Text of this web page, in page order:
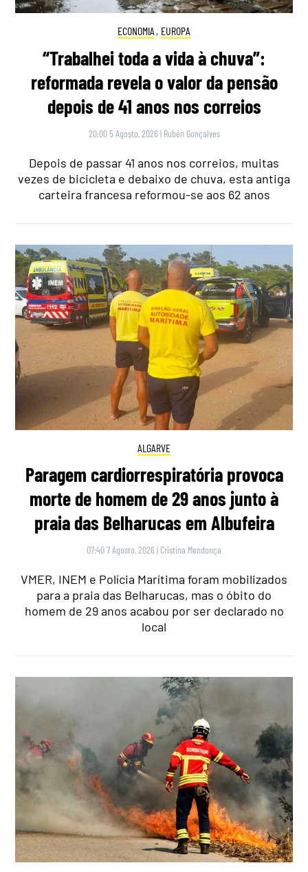
ECONOMIA , EUROPA
“Trabalhei toda a vida à chuva”:
reformada revela o valor da pensão
depois de 41 anos nos correios
20:00 5 Agosto, 2026 | Rubén Gonçalves
Depois de passar 41 anos nos correios, muitas
vezes de bicicleta e debaixo de chuva, esta antiga
carteira francesa reformou-se aos 62 anos
ALGARVE
Paragem cardiorrespiratória provoca
morte de homem de 29 anos junto à
praia das Belharucas em Albufeira
07:40 7 Agosto, 2026 | Cristina Mendonça
VMER, INEM e Polícia Marítima foram mobilizados
para a praia das Belharucas, mas o óbito do
homem de 29 anos acabou por ser declarado no
local